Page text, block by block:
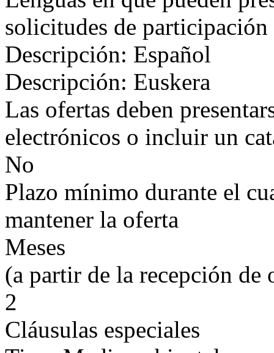
solicitudes de participación
Descripción: Español
Descripción: Euskera
Las ofertas deben
electrónicos o incluir un
No
Plazo mínimo durante el
mantener la oferta
Meses
(a partir de la recepción de
2
Cláusulas especiales